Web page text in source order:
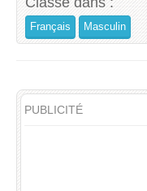
Français Masculin
PUBLICITÉ